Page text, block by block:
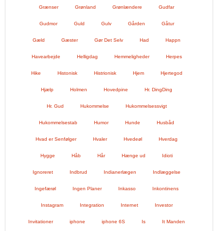
Grænser Grønland Grønlændere Gudfar
Gudmor Guld Gulv Gården Gåtur
Gæld Gæster Gør Det Selv Had Happn
Havearbejde Helligdag Hemmeligheder Herpes
Hike Histonisk Histrionisk Hjem Hjertegod
Hjælp Holmen Hovedpine Hr. DingDing
Hr. Gud Hukommelse Hukommelsessvigt
Hukommelsestab Humor Hunde Husbåd
Hvad er Senfølger Hvaler Hvedeøl Hverdag
Hygge Håb Hår Hænge ud Idioti
Ignoreret Indbrud Indianerlægen Indlæggelse
Ingefærøl Ingen Planer Inkasso Inkontinens
Instagram Integration Internet Investor
Invitationer iphone iphone 6S Is It Manden